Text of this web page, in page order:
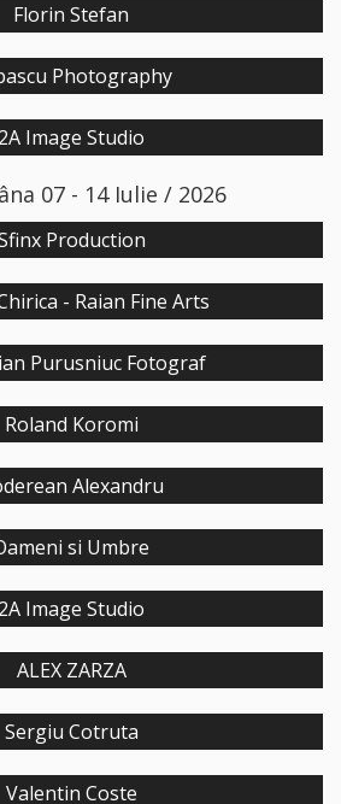
Florin Stefan
Photography
2A Image Studio
07 - 14 Iulie / 2026
Production
- Raian Fine Arts
Purusniuc Fotograf
Roland Koromi
Alexandru
si Umbre
2A Image Studio
ALEX ZARZA
Sergiu Cotruta
Valentin Coste